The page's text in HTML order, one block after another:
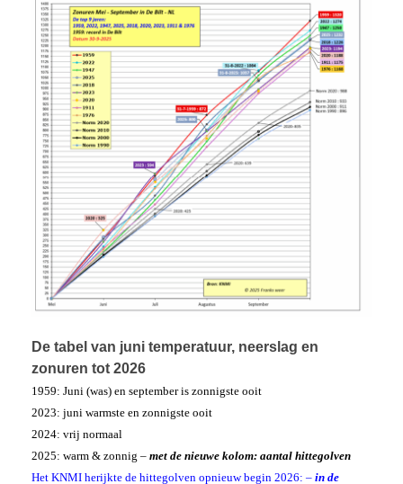
De tabel van juni temperatuur, neerslag en
zonuren tot 2026
1959: Juni (was) en september is zonnigste ooit
2023: juni warmste en zonnigste ooit
2024: vrij normaal
2025: warm & zonnig – met de nieuwe kolom: aantal hittegolven
Het KNMI herijkte de hittegolven opnieuw begin 2026: – in de